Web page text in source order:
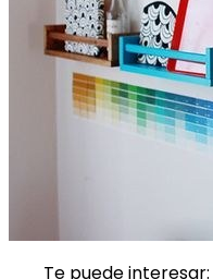
Te puede interesar: